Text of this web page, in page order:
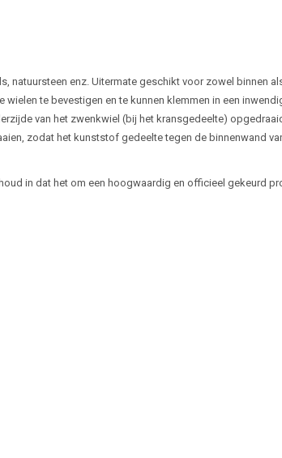
natuursteen enz. Uitermate geschikt voor zowel binnen
te bevestigen en te kunnen klemmen in een
van het zwenkwiel (bij het kransgedeelte)
zodat het kunststof gedeelte tegen de binnenwand
in dat het om een hoogwaardig en officieel gekeurd